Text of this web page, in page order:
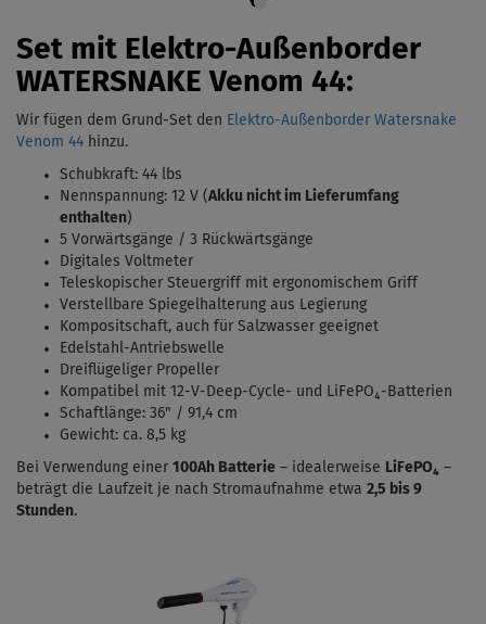
Set mit Elektro-Außenborder
WATERSNAKE Venom 44:
Wir fügen dem Grund-Set den Elektro-Außenborder Watersnake
Venom 44 hinzu.
Schubkraft: 44 lbs
Nennspannung: 12 V (Akku nicht im Lieferumfang
enthalten)
5 Vorwärtsgänge / 3 Rückwärtsgänge
Digitales Voltmeter
Teleskopischer Steuergriff mit ergonomischem Griff
Verstellbare Spiegelhalterung aus Legierung
Kompositschaft, auch für Salzwasser geeignet
Edelstahl-Antriebswelle
Dreiflügeliger Propeller
Kompatibel mit 12-V-Deep-Cycle- und LiFePO₄-Batterien
Schaftlänge: 36" / 91,4 cm
Gewicht: ca. 8,5 kg
Bei Verwendung einer 100Ah Batterie – idealerweise LiFePO₄ –
beträgt die Laufzeit je nach Stromaufnahme etwa 2,5 bis 9
Stunden.